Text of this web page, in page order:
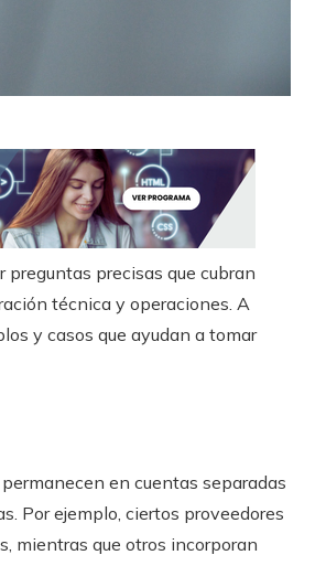
precisas que cubran
técnica y operaciones. A
y casos que ayudan a tomar
en cuentas separadas
Por ejemplo, ciertos proveedores
mientras que otros incorporan